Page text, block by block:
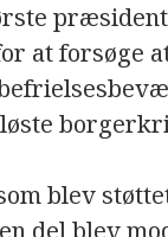
at forsøge
blev
del blev